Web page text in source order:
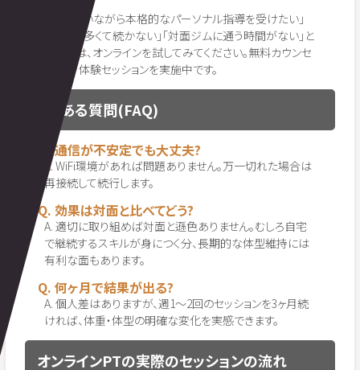
「熊本にいながら本格的なパーソナル指導を受けたい」
「移動が多くて続かない」「対面ジムに通う時間がない」と
いう方は、オンラインを試してみてください。無料カウンセ
リング・体験セッションを実施中です。
よくある質問(FAQ)
Q. 通信が不安定でも大丈夫?
A. WiFi環境があれば問題ありません。万一切れた場合は
再接続して続行します。
Q. 効果は対面と比べてどう?
A. 適切に取り組めば対面と遜色ありません。むしろ自宅
で継続するスキルが身につく分、長期的な体型維持には
有利な面もあります。
Q. 何ヶ月で結果が出る?
A. 個人差はありますが、週1〜2回のセッションを3ヶ月続
ければ、体重・体型の明確な変化を実感できます。
オンラインPTの実際のセッションの流れ